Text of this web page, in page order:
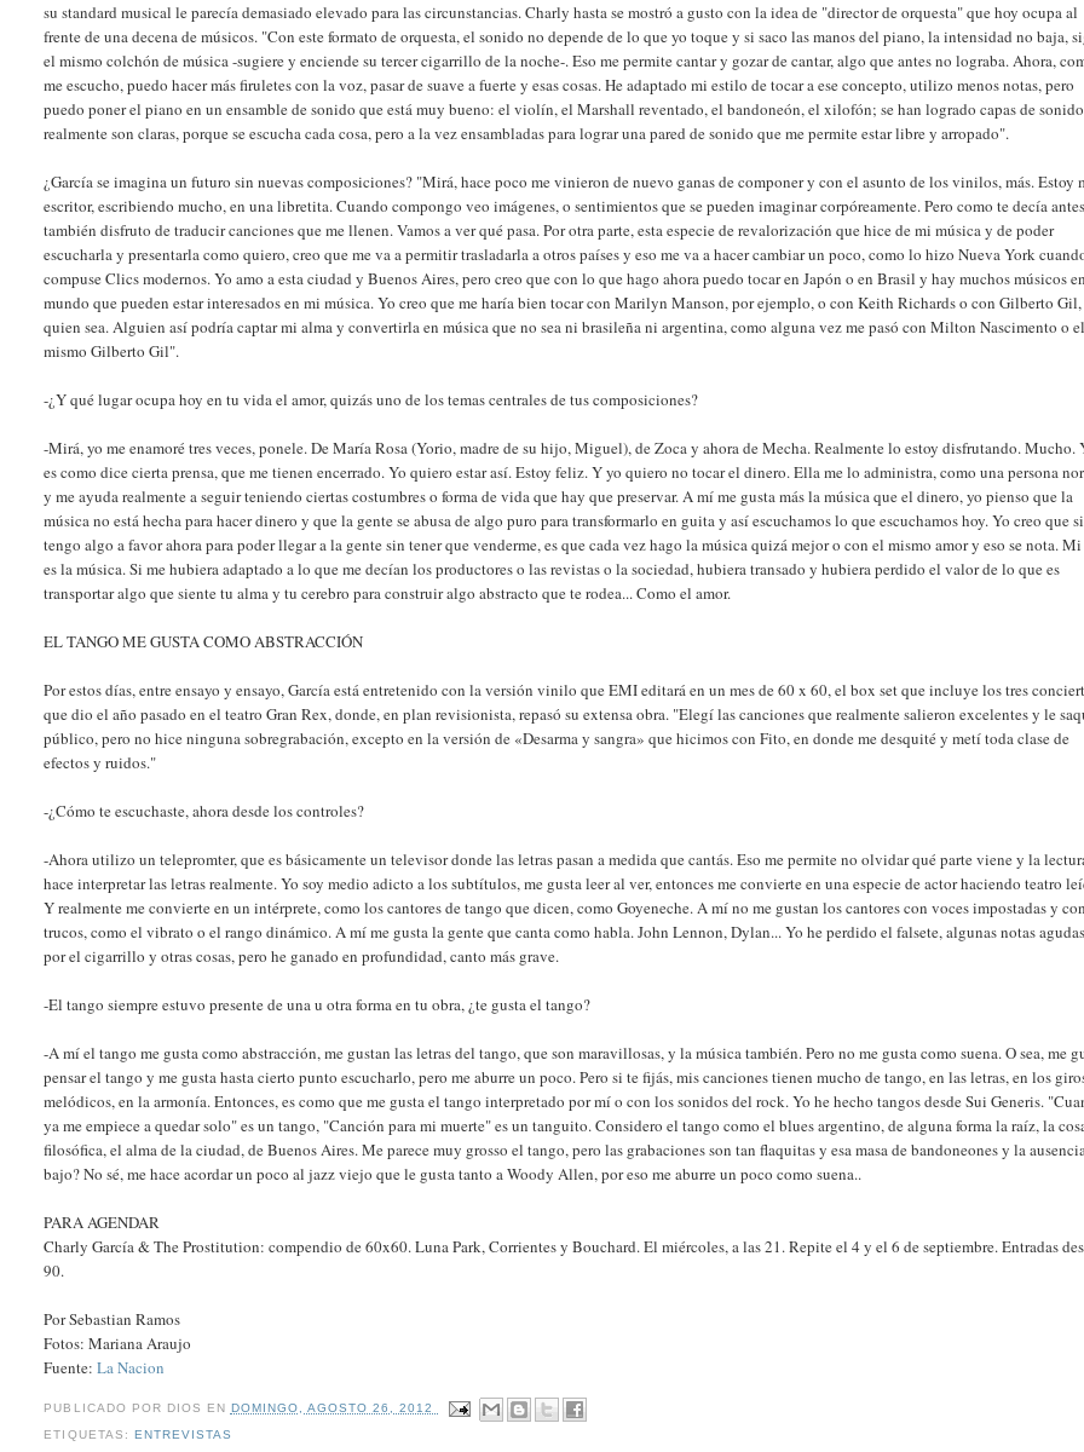
su standard musical le parecía demasiado elevado para las circunstancias. Charly hasta se mostró a gusto con la idea de "director de orquesta" que hoy ocupa al
frente de una decena de músicos. "Con este formato de orquesta, el sonido no depende de lo que yo toque y si saco las manos del piano, la intensidad no baja,
el mismo colchón de música -sugiere y enciende su tercer cigarrillo de la noche-. Eso me permite cantar y gozar de cantar, algo que antes no lograba. Ahora,
me escucho, puedo hacer más firuletes con la voz, pasar de suave a fuerte y esas cosas. He adaptado mi estilo de tocar a ese concepto, utilizo menos notas, pero
puedo poner el piano en un ensamble de sonido que está muy bueno: el violín, el Marshall reventado, el bandoneón, el xilofón; se han logrado capas de
realmente son claras, porque se escucha cada cosa, pero a la vez ensambladas para lograr una pared de sonido que me permite estar libre y arropado".
¿García se imagina un futuro sin nuevas composiciones? "Mirá, hace poco me vinieron de nuevo ganas de componer y con el asunto de los vinilos, más. Estoy
escritor, escribiendo mucho, en una libretita. Cuando compongo veo imágenes, o sentimientos que se pueden imaginar corpóreamente. Pero como te decía
también disfruto de traducir canciones que me llenen. Vamos a ver qué pasa. Por otra parte, esta especie de revalorización que hice de mi música y de poder
escucharla y presentarla como quiero, creo que me va a permitir trasladarla a otros países y eso me va a hacer cambiar un poco, como lo hizo Nueva York
compuse Clics modernos. Yo amo a esta ciudad y Buenos Aires, pero creo que con lo que hago ahora puedo tocar en Japón o en Brasil y hay muchos músicos
mundo que pueden estar interesados en mi música. Yo creo que me haría bien tocar con Marilyn Manson, por ejemplo, o con Keith Richards o con Gilberto Gil,
quien sea. Alguien así podría captar mi alma y convertirla en música que no sea ni brasileña ni argentina, como alguna vez me pasó con Milton Nascimento o el
mismo Gilberto Gil".
-¿Y qué lugar ocupa hoy en tu vida el amor, quizás uno de los temas centrales de tus composiciones?
-Mirá, yo me enamoré tres veces, ponele. De María Rosa (Yorio, madre de su hijo, Miguel), de Zoca y ahora de Mecha. Realmente lo estoy disfrutando. Mucho.
es como dice cierta prensa, que me tienen encerrado. Yo quiero estar así. Estoy feliz. Y yo quiero no tocar el dinero. Ella me lo administra, como una persona
y me ayuda realmente a seguir teniendo ciertas costumbres o forma de vida que hay que preservar. A mí me gusta más la música que el dinero, yo pienso que la
música no está hecha para hacer dinero y que la gente se abusa de algo puro para transformarlo en guita y así escuchamos lo que escuchamos hoy. Yo creo que si
tengo algo a favor ahora para poder llegar a la gente sin tener que venderme, es que cada vez hago la música quizá mejor o con el mismo amor y eso se nota.
es la música. Si me hubiera adaptado a lo que me decían los productores o las revistas o la sociedad, hubiera transado y hubiera perdido el valor de lo que es
transportar algo que siente tu alma y tu cerebro para construir algo abstracto que te rodea... Como el amor.
EL TANGO ME GUSTA COMO ABSTRACCIÓN
Por estos días, entre ensayo y ensayo, García está entretenido con la versión vinilo que EMI editará en un mes de 60 x 60, el box set que incluye los tres
que dio el año pasado en el teatro Gran Rex, donde, en plan revisionista, repasó su extensa obra. "Elegí las canciones que realmente salieron excelentes y le
público, pero no hice ninguna sobregrabación, excepto en la versión de «Desarma y sangra» que hicimos con Fito, en donde me desquité y metí toda clase de
efectos y ruidos."
-¿Cómo te escuchaste, ahora desde los controles?
-Ahora utilizo un telepromter, que es básicamente un televisor donde las letras pasan a medida que cantás. Eso me permite no olvidar qué parte viene y la
hace interpretar las letras realmente. Yo soy medio adicto a los subtítulos, me gusta leer al ver, entonces me convierte en una especie de actor haciendo teatro
Y realmente me convierte en un intérprete, como los cantores de tango que dicen, como Goyeneche. A mí no me gustan los cantores con voces impostadas y con
trucos, como el vibrato o el rango dinámico. A mí me gusta la gente que canta como habla. John Lennon, Dylan... Yo he perdido el falsete, algunas notas
por el cigarrillo y otras cosas, pero he ganado en profundidad, canto más grave.
-El tango siempre estuvo presente de una u otra forma en tu obra, ¿te gusta el tango?
-A mí el tango me gusta como abstracción, me gustan las letras del tango, que son maravillosas, y la música también. Pero no me gusta como suena. O sea, me
pensar el tango y me gusta hasta cierto punto escucharlo, pero me aburre un poco. Pero si te fijás, mis canciones tienen mucho de tango, en las letras, en los
melódicos, en la armonía. Entonces, es como que me gusta el tango interpretado por mí o con los sonidos del rock. Yo he hecho tangos desde Sui Generis.
ya me empiece a quedar solo" es un tango, "Canción para mi muerte" es un tanguito. Considero el tango como el blues argentino, de alguna forma la raíz, la
filosófica, el alma de la ciudad, de Buenos Aires. Me parece muy grosso el tango, pero las grabaciones son tan flaquitas y esa masa de bandoneones y la
bajo? No sé, me hace acordar un poco al jazz viejo que le gusta tanto a Woody Allen, por eso me aburre un poco como suena..
PARA AGENDAR
Charly García & The Prostitution: compendio de 60x60. Luna Park, Corrientes y Bouchard. El miércoles, a las 21. Repite el 4 y el 6 de septiembre. Entradas
90.
Por Sebastian Ramos
Fotos: Mariana Araujo
Fuente:La Nacion
PUBLICADO POR DIOS EN DOMINGO, AGOSTO 26, 2012
ETIQUETAS: ENTREVISTAS